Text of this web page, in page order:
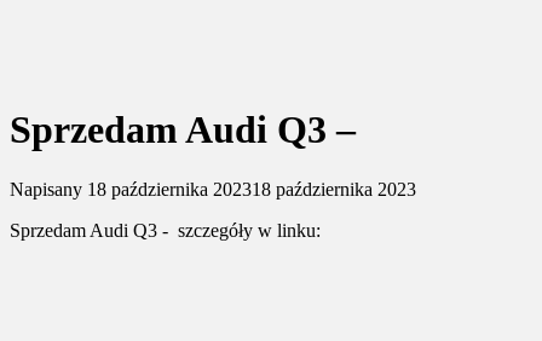
Sprzedam Audi Q3 –
Napisany 18 października 202318 października 2023
Sprzedam Audi Q3 - szczegóły w linku: